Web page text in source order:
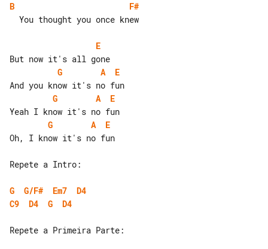
B
F#
E
G
A
E
G
A
E
G
A
E
Oh, I know it's no fun
Repete a Intro:
G G/F# Em7
D4
C9
D4 G D4
Repete a Primeira Parte: